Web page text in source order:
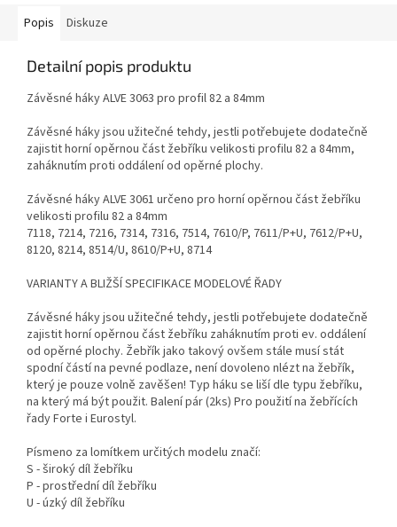
Popis Diskuze
Detailní popis produktu
Závěsné háky ALVE 3063 pro profil 82 a 84mm
Závěsné háky jsou užitečné tehdy, jestli potřebujete dodatečně
zajistit horní opěrnou část žebříku velikosti profilu 82 a 84mm,
zaháknutím proti oddálení od opěrné plochy.
Závěsné háky ALVE 3061 určeno pro horní opěrnou část žebříku
velikosti profilu 82 a 84mm
7118, 7214, 7216, 7314, 7316, 7514, 7610/P, 7611/P+U, 7612/P+U,
8120, 8214, 8514/U, 8610/P+U, 8714
VARIANTY A BLIŽŠÍ SPECIFIKACE MODELOVÉ ŘADY
Závěsné háky jsou užitečné tehdy, jestli potřebujete dodatečně
zajistit horní opěrnou část žebříku zaháknutím proti ev. oddálení
od opěrné plochy. Žebřík jako takový ovšem stále musí stát
spodní částí na pevné podlaze, není dovoleno nlézt na žebřík,
který je pouze volně zavěšen! Typ háku se liší dle typu žebříku,
na který má být použit. Balení pár (2ks) Pro použití na žebřících
řady Forte i Eurostyl.
Písmeno za lomítkem určitých modelu značí:
S - široký díl žebříku
P - prostřední díl žebříku
U - úzký díl žebříku